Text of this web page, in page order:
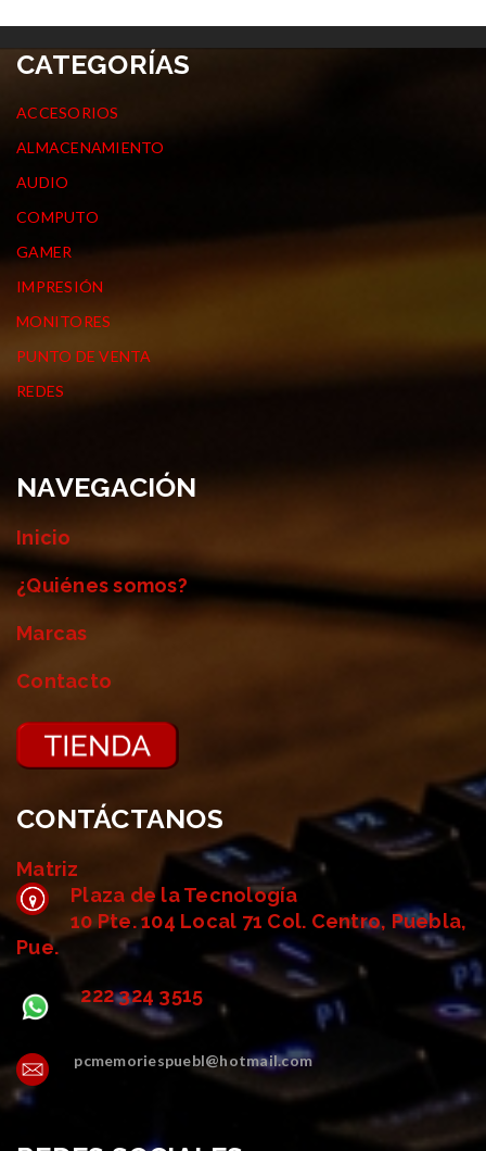
CATEGORÍAS
ACCESORIOS
ALMACENAMIENTO
AUDIO
COMPUTO
GAMER
IMPRESIÓN
MONITORES
PUNTO DE VENTA
REDES
NAVEGACIÓN
Inicio
¿Quiénes somos?
Marcas
Contacto
CONTÁCTANOS
Matriz
Plaza de la Tecnología
10 Pte. 104 Local 71 Col. Centro, Puebla,
Pue.
222 324 3515
pcmemoriespuebl@hotmail.com